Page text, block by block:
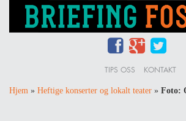
TIPS OSS KONTAKT
Hjem » Heftige konserter og lokalt teater » Foto: